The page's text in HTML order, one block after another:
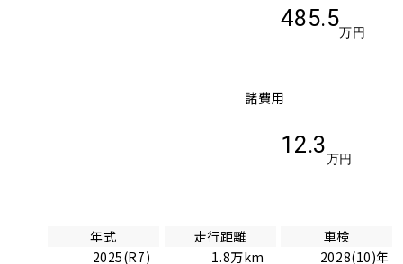
485.5
万円
諸費用
12.3
万円
年式
2025(R7)
走行距離
1.8万km
車検
2028(10)年